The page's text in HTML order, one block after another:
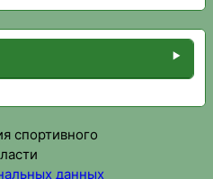
спортивного
данных